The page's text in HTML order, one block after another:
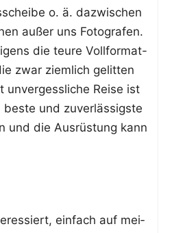
o. ä. dazwi­schen
außer uns Foto­gra­fen.
die teu­re Voll­for­mat-
zwar ziem­lich gelit­ten
unver­gess­li­che Rei­se ist
und zuver­läs­sigs­te
und die Aus­rüs­tung kann
ein­fach auf mei­